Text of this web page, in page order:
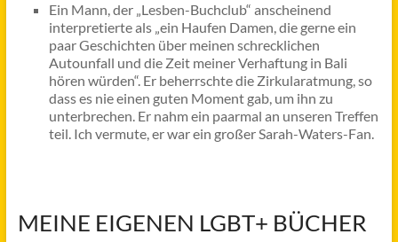
Ein Mann, der „Lesben-Buchclub“ anscheinend
interpretierte als „ein Haufen Damen, die gerne ein
paar Geschichten über meinen schrecklichen
Autounfall und die Zeit meiner Verhaftung in Bali
hören würden“. Er beherrschte die Zirkularatmung, so
dass es nie einen guten Moment gab, um ihn zu
unterbrechen. Er nahm ein paarmal an unseren Treffen
teil. Ich vermute, er war ein großer Sarah-Waters-Fan.
MEINE EIGENEN LGBT+ BÜCHER